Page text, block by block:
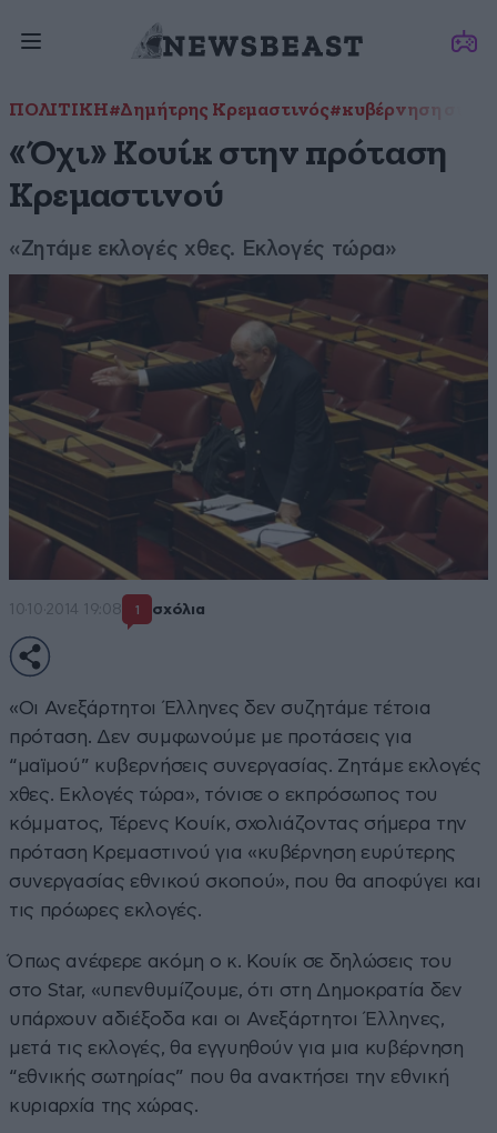
ΠΟΛΙΤΙΚΗ#Δημήτρης Κρεμαστινός#κυβέρνηση
«Όχι» Κουίκ στην πρόταση
Κρεμαστινού
«Ζητάμε εκλογές χθες. Εκλογές τώρα»
10·10·2014 19:08 1 σχόλια
«Οι Ανεξάρτητοι Έλληνες δεν συζητάμε τέτοια
πρόταση. Δεν συμφωνούμε με προτάσεις για
“μαϊμού” κυβερνήσεις συνεργασίας. Ζητάμε εκλογές
χθες. Εκλογές τώρα», τόνισε ο εκπρόσωπος του
κόμματος, Τέρενς Κουίκ, σχολιάζοντας σήμερα την
πρόταση Κρεμαστινού για «κυβέρνηση ευρύτερης
συνεργασίας εθνικού σκοπού», που θα αποφύγει και
τις πρόωρες εκλογές.
Όπως ανέφερε ακόμη ο κ. Κουίκ σε δηλώσεις του
στο Star, «υπενθυμίζουμε, ότι στη Δημοκρατία δεν
υπάρχουν αδιέξοδα και οι Ανεξάρτητοι Έλληνες,
μετά τις εκλογές, θα εγγυηθούν για μια κυβέρνηση
“εθνικής σωτηρίας” που θα ανακτήσει την εθνική
κυριαρχία της χώρας.